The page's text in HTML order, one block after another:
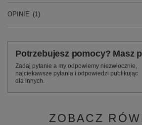
OPINIE (1)
Potrzebujesz pomocy? Masz
Zadaj pytanie a my odpowiemy niezwłocznie,
najciekawsze pytania i odpowiedzi publikując
dla innych.
ZOBACZ